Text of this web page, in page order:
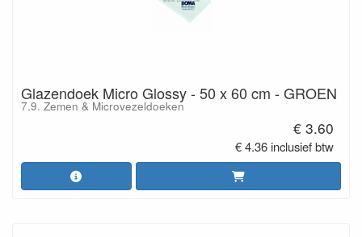
Glazendoek Micro Glossy - 50 x 60 cm - GROEN
7.9. Zemen & Microvezeldoeken
€ 3.60
€ 4.36 inclusief btw